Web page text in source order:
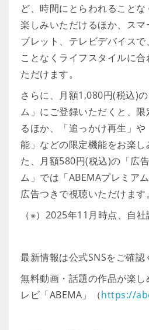
ど、時間にとらわれること
楽しみいただけるほか、スマ
ブレット、テレビデバイス
ことなくライフスタイルに
ただけます。
さらに、月額1,080円(税込)
ム」にご登録いただくと、
るほか、「追っかけ再生」
能」などの限定機能をお楽し
た、月額580円(税込)の「広
ム」では「ABEMAプレミア
広告つきで視聴いただけます。
（※）2025年11月時点、自
最新情報は公式SNSをご確認
無料動画・話題の作品が楽
レビ「ABEMA」（https://